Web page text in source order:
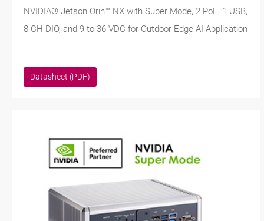
NVIDIA® Jetson Orin™ NX with Super Mode, 2 PoE, 1 USB,
8-CH DIO, and 9 to 36 VDC for Outdoor Edge AI Application
Datasheet (PDF)